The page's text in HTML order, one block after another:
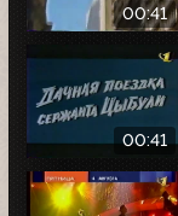
00:41
00:41